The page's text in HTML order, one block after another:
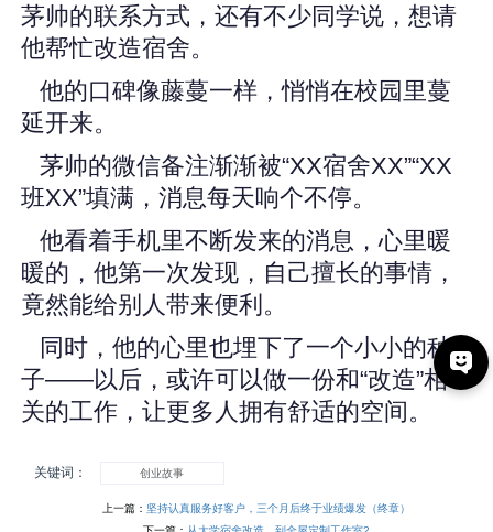
茅帅的联系方式，还有不少同学说，想请
他帮忙改造宿舍。
他的口碑像藤蔓一样，悄悄在校园里蔓
延开来。
茅帅的微信备注渐渐被“XX宿舍XX”“XX
班XX”填满，消息每天响个不停。
他看着手机里不断发来的消息，心里暖
暖的，他第一次发现，自己擅长的事情，
竟然能给别人带来便利。
同时，他的心里也埋下了一个小小的种
子——以后，或许可以做一份和“改造”相
关的工作，让更多人拥有舒适的空间。
关键词： 创业故事
上一篇： 坚持认真服务好客户，三个月后终于业绩爆发（终章）